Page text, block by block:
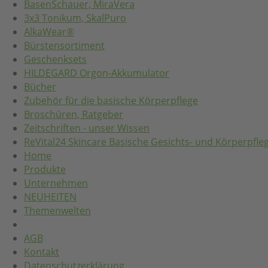
BasenSchauer, MiraVera
3x3 Tonikum, SkalPuro
AlkaWear®
Bürstensortiment
Geschenksets
HILDEGARD Orgon-Akkumulator
Bücher
Zubehör für die basische Körperpflege
Broschüren, Ratgeber
Zeitschriften - unser Wissen
ReVital24 Skincare Basische Gesichts- und
Home
Produkte
Unternehmen
NEUHEITEN
Themenwelten
AGB
Kontakt